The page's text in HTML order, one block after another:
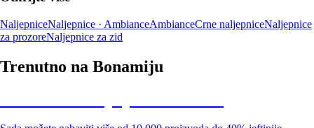
NaljepniceNaljepnice · AmbianceAmbianceCrne naljepniceNaljepnice
za prozoreNaljepnice za zid
Trenutno na Bonamiju